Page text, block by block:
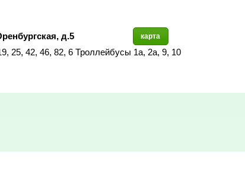
д.5 карта
25, 42, 46, 82, 6 Троллейбусы 1а, 2а, 9, 10